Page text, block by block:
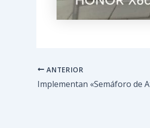
ANTERIOR